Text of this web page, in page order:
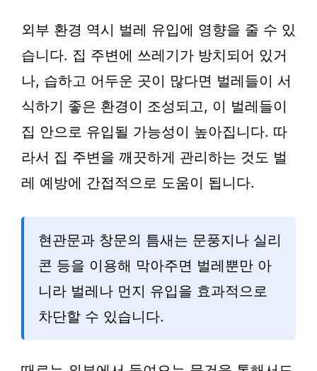
외부 환경 역시 벌레 유입에 영향을 줄 수 있
습니다. 집 주변에 쓰레기가 방치되어 있거
나, 습하고 어두운 곳이 많다면 벌레들이 서
식하기 좋은 환경이 조성되고, 이 벌레들이
집 안으로 유입될 가능성이 높아집니다. 따
라서 집 주변을 깨끗하게 관리하는 것도 벌
레 예방에 간접적으로 도움이 됩니다.
현관문과 창문의 틈새는 문풍지나 실리
콘 등을 이용해 막아주면 벌레뿐만 아
니라 벌레나 먼지 유입을 효과적으로
차단할 수 있습니다.